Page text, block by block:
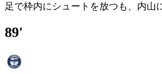
足で枠内にシュートを放つも、内山
89'